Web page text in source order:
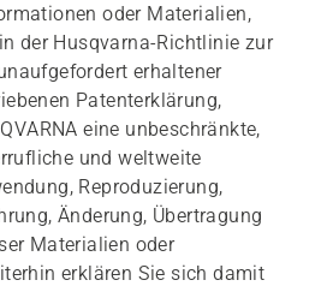
oder Materialien,
der Husqvarna-Richtlinie zur
erhaltener
Patenterklärung,
eine unbeschränkte,
und weltweite
Reproduzierung,
Änderung, Übertragung
Materialien oder
erklären Sie sich damit